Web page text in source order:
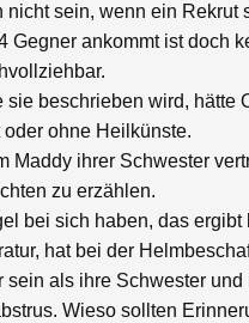
nicht sein, wenn ein Rekrut
Gegner ankommt ist doch
beschrieben wird, hätte
ohne Heilkünste.
Maddy ihrer Schwester
zu erzählen.
bei sich haben, das ergibt
hat bei der
sein als ihre Schwester
Wieso sollten